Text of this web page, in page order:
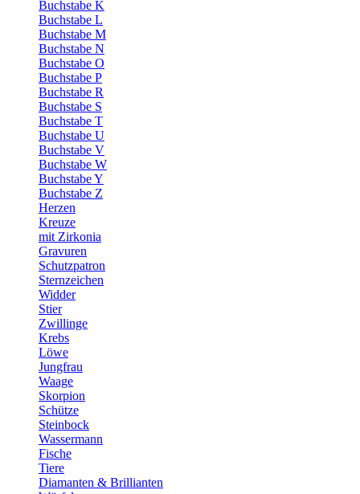
Buchstabe K
Buchstabe L
Buchstabe M
Buchstabe N
Buchstabe O
Buchstabe P
Buchstabe R
Buchstabe S
Buchstabe T
Buchstabe U
Buchstabe V
Buchstabe W
Buchstabe Y
Buchstabe Z
Herzen
Kreuze
mit Zirkonia
Gravuren
Schutzpatron
Sternzeichen
Widder
Stier
Zwillinge
Krebs
Löwe
Jungfrau
Waage
Skorpion
Schütze
Steinbock
Wassermann
Fische
Tiere
Diamanten & Brillianten